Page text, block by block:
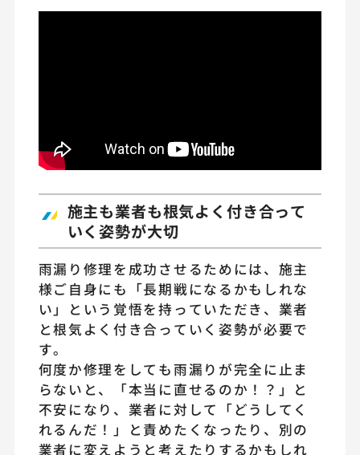
施主も業者も根気よく付き合って
いく姿勢が大切
雨漏り修理を成功させるためには、施主
様ご自身にも「長期戦になるかもしれな
い」という覚悟を持っていただき、業者
と根気よく付き合っていく姿勢が必要で
す。
何度か修理をしても雨漏りが完全に止ま
らないと、「本当に直せるのか！？」と
不安になり、業者に対して「どうしてく
れるんだ！」と責めたくなったり、別の
業者に変えようと考えたりするかもしれ